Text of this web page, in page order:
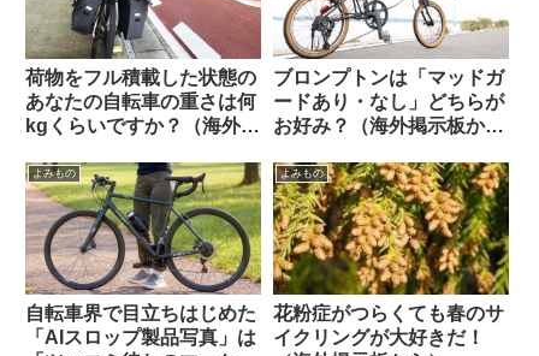
荷物をフル積載した状態の
あなたの自転車の重さは何
kgくらいですか？（海外掲
ブロンプトンは「マッドガ
ードあり・なし」どちらが
お好み？（海外掲示板か
よみもの
自転車界で目立ちはじめた
「AIスロップ製品写真」は
よみもの
花粉症がつらくても春のサ
イクリングが大好きだ！